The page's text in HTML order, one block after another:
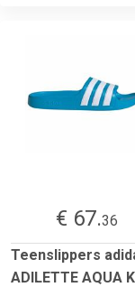
€ 67.36
Teenslippers
ADILETTE AQUA K